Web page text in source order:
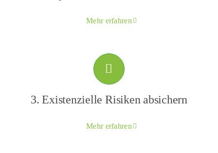
Mehr erfahren
3. Existenzielle Risiken absichern
Mehr erfahren